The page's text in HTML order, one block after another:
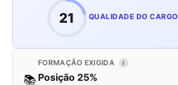
21 QUALIDADE DO CARGO
📚
FORMAÇÃO EXIGIDA I
Posição 25%